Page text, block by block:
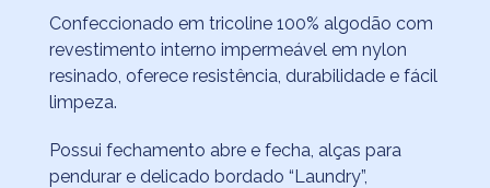
R$156,50
Confeccionado em tricoline 100% algodão com
revestimento interno impermeável em nylon
resinado, oferece resistência, durabilidade e fácil
limpeza.
Possui fechamento abre e fecha, alças para
pendurar e delicado bordado “Laundry”,